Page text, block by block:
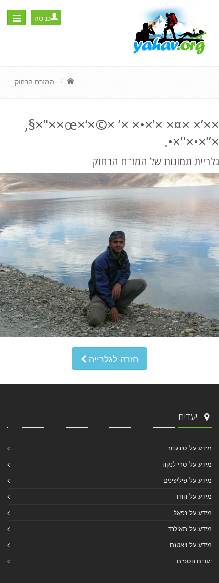
Toggle
כניסה
המזרח הרחוק
××’× ×¤× ×’×•× ×’ ×©×‘×œ××"×§,
×”×•×"×•.
גלריית תמונות של המזרח הרחוק
חזרה לגלרייה
יעדים
מידע על סינגפור
מידע על סרי לנקה
מידע על פיליפינים
מידע על הודו
מידע על נפאל
מידע על תאילנד
מידע על ויאטנם
יעדים נוספים